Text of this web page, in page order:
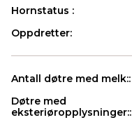
Hornstatus :
Oppdretter:
Antall døtre med melk::
Døtre med
eksteriøropplysninger::